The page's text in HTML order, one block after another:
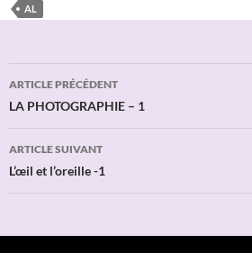
AL
Navigation
des
articles
ARTICLE PRÉCÉDENT
LA PHOTOGRAPHIE – 1
ARTICLE SUIVANT
L’œil et l’oreille -1